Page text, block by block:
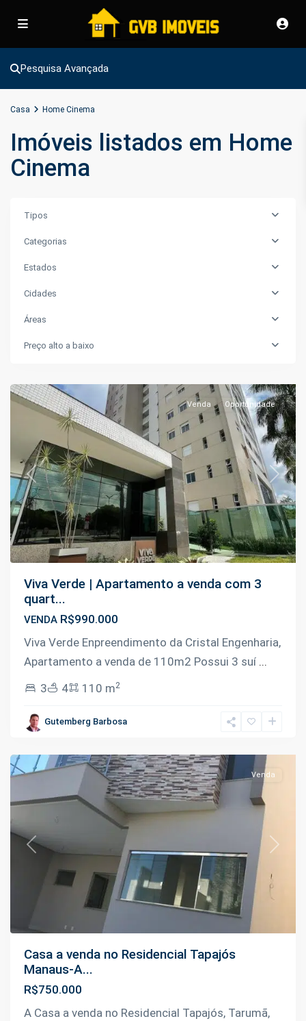
Pesquisa Avançada
Casa Home Cinema
Imóveis listados em Home
Cinema
Tipos
Categorias
Estados
Cidades
Áreas
Preço alto a baixo
Pedro,
Previous Next
Venda Oportunidade
Viva Verde | Apartamento a venda com 3
quart...
VENDA R$990.000
Viva Verde Enpreendimento da Cristal Engenharia,
Apartamento a venda de 110m2 Possui 3 suí ...
3
4 110 m2
Gutemberg Barbosa
Tarumã,
Previous Next
Venda
Casa a venda no Residencial Tapajós
Manaus-A...
R$750.000
A Casa a venda no Residencial Tapajós, Tarumã,